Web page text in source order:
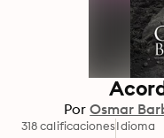
Por Osmar
318 calificacionesIdioma